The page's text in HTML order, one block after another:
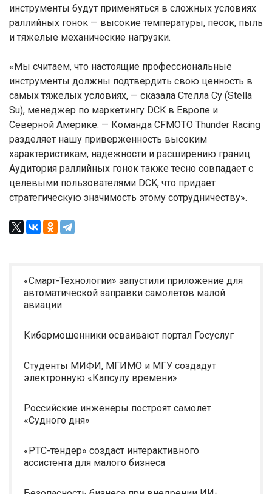
инструменты будут применяться в сложных условиях
раллийных гонок — высокие температуры, песок, пыль
и тяжелые механические нагрузки.
«Мы считаем, что настоящие профессиональные
инструменты должны подтвердить свою ценность в
самых тяжелых условиях, — сказала Стелла Су (Stella
Su), менеджер по маркетингу DCK в Европе и
Северной Америке. — Команда CFMOTO Thunder Racing
разделяет нашу приверженность высоким
характеристикам, надежности и расширению границ.
Аудитория раллийных гонок также тесно совпадает с
целевыми пользователями DCK, что придает
стратегическую значимость этому сотрудничеству».
«Смарт-Технологии» запустили приложение для
автоматической заправки самолетов малой
авиации
Кибермошенники осваивают портал Госуслуг
Студенты МИФИ, МГИМО и МГУ создадут
электронную «Капсулу времени»
Российские инженеры построят самолет
«Судного дня»
«РТС-тендер» создаст интерактивного
ассистента для малого бизнеса